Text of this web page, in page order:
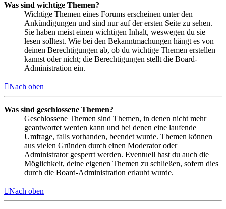
Was sind wichtige Themen?
Wichtige Themen eines Forums erscheinen unter den
Ankündigungen und sind nur auf der ersten Seite zu sehen.
Sie haben meist einen wichtigen Inhalt, weswegen du sie
lesen solltest. Wie bei den Bekanntmachungen hängt es von
deinen Berechtigungen ab, ob du wichtige Themen erstellen
kannst oder nicht; die Berechtigungen stellt die Board-
Administration ein.
Nach oben
Was sind geschlossene Themen?
Geschlossene Themen sind Themen, in denen nicht mehr
geantwortet werden kann und bei denen eine laufende
Umfrage, falls vorhanden, beendet wurde. Themen können
aus vielen Gründen durch einen Moderator oder
Administrator gesperrt werden. Eventuell hast du auch die
Möglichkeit, deine eigenen Themen zu schließen, sofern dies
durch die Board-Administration erlaubt wurde.
Nach oben